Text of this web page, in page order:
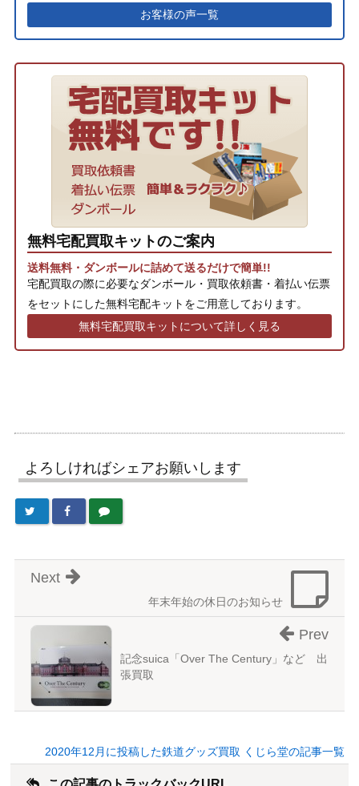
お客様の声一覧
無料宅配買取キットのご案内
送料無料・ダンボールに詰めて送るだけで簡単!!
宅配買取の際に必要なダンボール・買取依頼書・着払い伝票
をセットにした無料宅配キットをご用意しております。
無料宅配買取キットについて詳しく見る
よろしければシェアお願いします
年末年始の休日のお知らせ
Next
記念suica「Over The Century」など 出
張買取
Prev
2020年12月に投稿した鉄道グッズ買取 くじら堂の記事一覧